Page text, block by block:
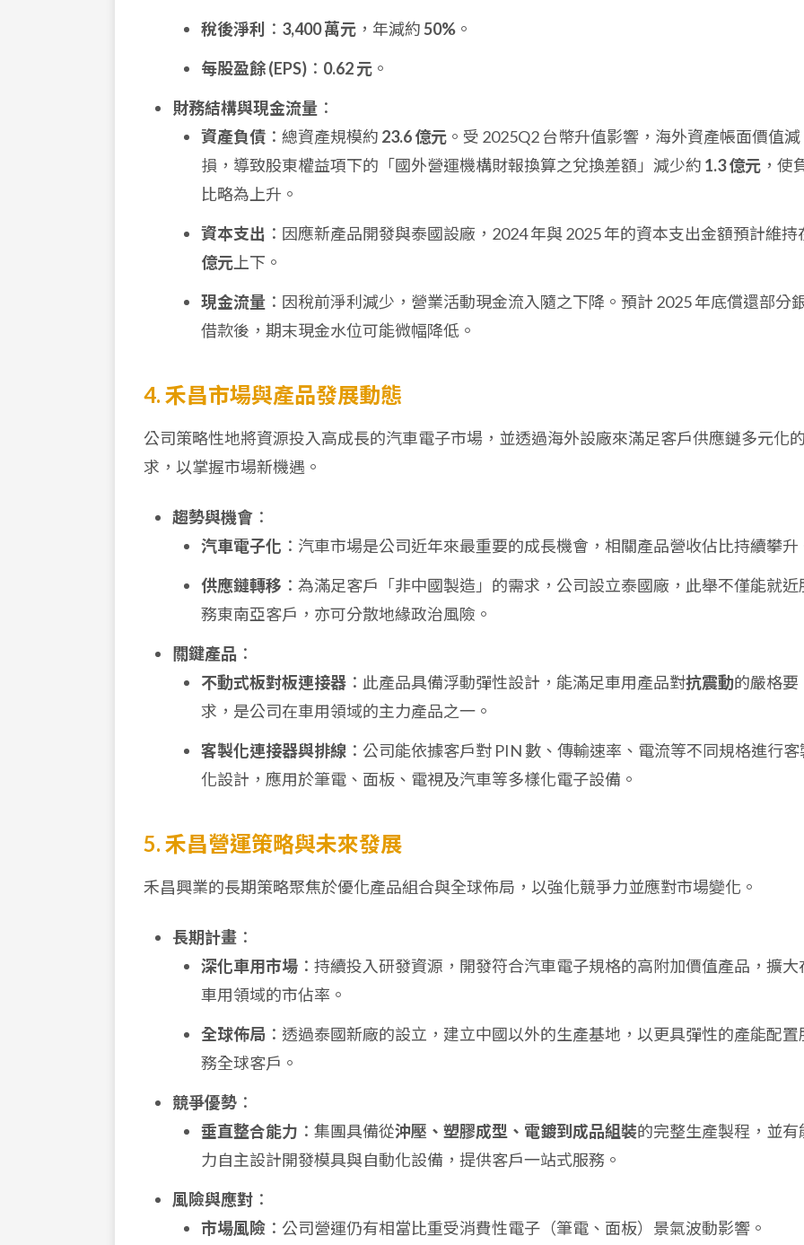
稅後淨利
： 3,400 萬元 ，年減約50% 。
每股盈餘 (EPS) ： 0.62 元 。
財務結構與現金流量 ：
資產負債 ：總資產規模約 23.6 億元 。受 2025Q2 台幣升值影響，海外資產帳面價值減
損，導致股東權益項下的「國外營運機構財報換算之兌換差額」減少約 1.3 億元 ，使
比略為上升。
資本支出 ：因應新產品開發與泰國設廠，2024 年與 2025 年的資本支出金額預計維持
億元 上下。
現金流量 ：因稅前淨利減少，營業活動現金流入隨之下降。預計 2025 年底償還部分
借款後，期末現金水位可能微幅降低。
4. 禾昌市場與產品發展動態
公司策略性地將資源投入高成長的汽車電子市場，並透過海外設廠來滿足客戶供應鏈多元化
求，以掌握市場新機遇。
趨勢與機會 ：
汽車電子化 ：汽車市場是公司近年來最重要的成長機會，相關產品營收佔比持續攀升
供應鏈轉移 ：為滿足客戶「非中國製造」的需求，公司設立泰國廠，此舉不僅能就近
務東南亞客戶，亦可分散地緣政治風險。
關鍵產品 ：
不動式板對板連接器 ：此產品具備浮動彈性設計，能滿足車用產品對抗震動的嚴格要
求，是公司在車用領域的主力產品之一。
客製化連接器與排線 ：公司能依據客戶對 PIN 數、傳輸速率、電流等不同規格進行客
化設計，應用於筆電、面板、電視及汽車等多樣化電子設備。
5. 禾昌營運策略與未來發展
禾昌興業的長期策略聚焦於優化產品組合與全球佈局，以強化競爭力並應對市場變化。
長期計畫 ：
深化車用市場 ：持續投入研發資源，開發符合汽車電子規格的高附加價值產品，擴大
車用領域的市佔率。
全球佈局 ：透過泰國新廠的設立，建立中國以外的生產基地，以更具彈性的產能配置
務全球客戶。
競爭優勢 ：
垂直整合能力 ：集團具備從沖壓、塑膠成型、電鍍到成品組裝的完整生產製程，並有
力自主設計開發模具與自動化設備，提供客戶一站式服務。
風險與應對 ：
市場風險 ：公司營運仍有相當比重受消費性電子（筆電、面板）景氣波動影響。